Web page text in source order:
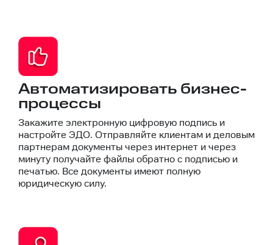
Автоматизировать бизнес-
процессы
Закажите электронную цифровую подпись и
настройте ЭДО. Отправляйте клиентам и деловым
партнерам документы через интернет и через
минуту получайте файлы обратно с подписью и
печатью. Все документы имеют полную
юридическую силу.